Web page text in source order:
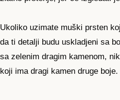
Ukoliko uzimate muški prsten
da ti detalji budu uskladjeni sa
sa zelenim dragim kamenom,
koji ima dragi kamen druge boje.